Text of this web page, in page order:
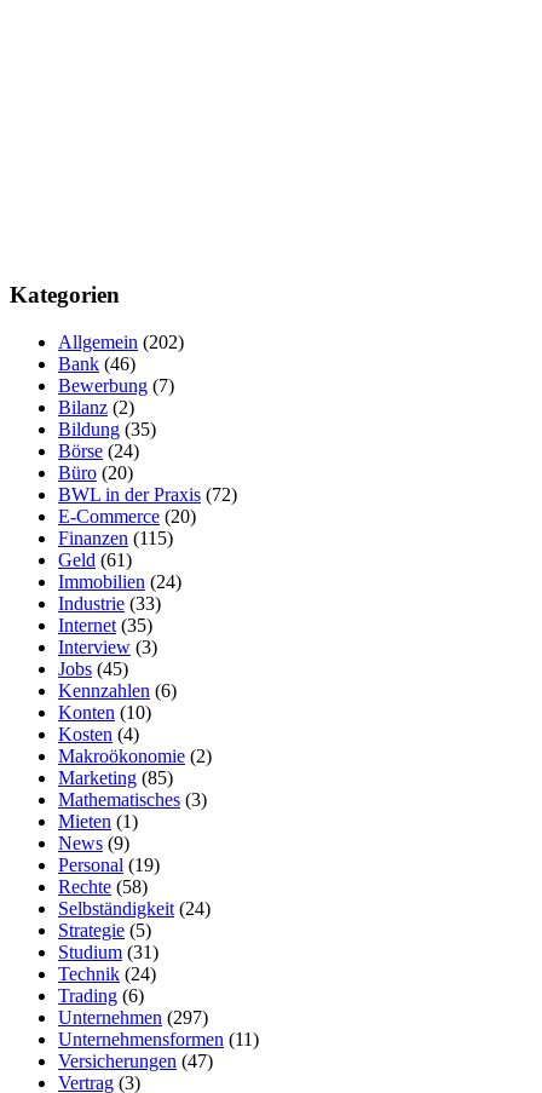
Kategorien
Allgemein (202)
Bank (46)
Bewerbung (7)
Bilanz (2)
Bildung (35)
Börse (24)
Büro (20)
BWL in der Praxis (72)
E-Commerce (20)
Finanzen (115)
Geld (61)
Immobilien (24)
Industrie (33)
Internet (35)
Interview (3)
Jobs (45)
Kennzahlen (6)
Konten (10)
Kosten (4)
Makroökonomie (2)
Marketing (85)
Mathematisches (3)
Mieten (1)
News (9)
Personal (19)
Rechte (58)
Selbständigkeit (24)
Strategie (5)
Studium (31)
Technik (24)
Trading (6)
Unternehmen (297)
Unternehmensformen (11)
Versicherungen (47)
Vertrag (3)